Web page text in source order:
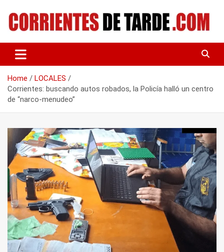
content
CORRIENTES DE TARDE
Home
LOCALES
Corrientes: buscando autos robados, la Policía halló un centro
de “narco-menudeo”